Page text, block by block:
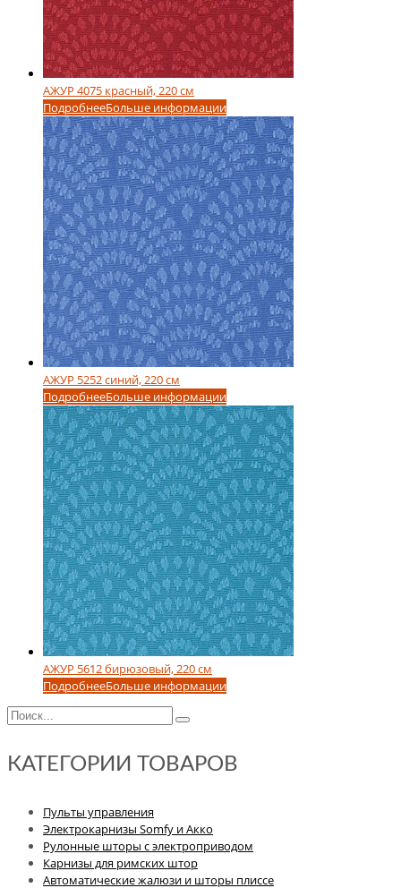
АЖУР 4075 красный, 220 см
ПодробнееБольше информации
АЖУР 5252 синий, 220 см
ПодробнееБольше информации
АЖУР 5612 бирюзовый, 220 см
ПодробнееБольше информации
КАТЕГОРИИ ТОВАРОВ
Пульты управления
Электрокарнизы Somfy и Акко
Рулонные шторы с электроприводом
Карнизы для римских штор
Автоматические жалюзи и шторы плиссе